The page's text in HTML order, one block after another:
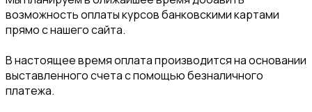
возможность оплаты курсов банковскими картами
прямо с нашего сайта.
В настоящее время оплата производится на основании
выставленного счета с помощью безналичного
платежа.